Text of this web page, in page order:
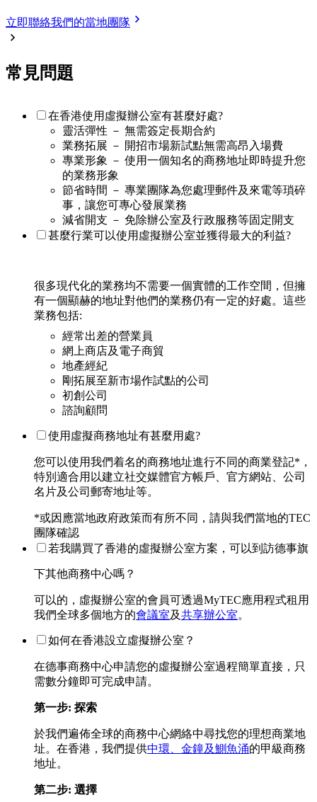
立即聯絡我們的當地團隊
常見問題
在香港使用虛擬辦公室有甚麼好處?
靈活彈性 － 無需簽定長期合約
業務拓展 － 開招市場新試點無需高昂入場費
專業形象 － 使用一個知名的商務地址即時提升您
的業務形象
節省時間 － 專業團隊為您處理郵件及來電等瑣碎
事，讓您可專心發展業務
減省開支 － 免除辦公室及行政服務等固定開支
甚麼行業可以使用虛擬辦公室並獲得最大的利益?
很多現代化的業務均不需要一個實體的工作空間，但擁
有一個顯赫的地址對他們的業務仍有一定的好處。這些
業務包括:
經常出差的營業員
網上商店及電子商貿
地產經紀
剛拓展至新市場作試點的公司
初創公司
諮詢顧問
使用虛擬商務地址有甚麼用處?
您可以使用我們着名的商務地址進行不同的商業登記*，
特別適合用以建立社交媒體官方帳戶、官方網站、公司
名片及公司郵寄地址等。
*或因應當地政府政策而有所不同，請與我們當地的TEC
團隊確認
若我購買了香港的虛擬辦公室方案，可以到訪德事旗
下其他商務中心嗎？
可以的，虛擬辦公室的會員可透過MyTEC應用程式租用
我們全球多個地方的會議室及共享辦公室。
如何在香港設立虛擬辦公室？
在德事商務中心申請您的虛擬辦公室過程簡單直接，只
需數分鐘即可完成申請。
第一步: 探索
於我們遍佈全球的商務中心網絡中尋找您的理想商業地
址。在香港，我們提供中環、金鐘及鰂魚涌的甲級商務
地址。
第二步: 選擇